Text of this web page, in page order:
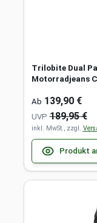
Trilobite Dual
Motorradjeans
Ab 139,90 €
UVP 189,95 €
inkl. MwSt., zzgl.
Produkt